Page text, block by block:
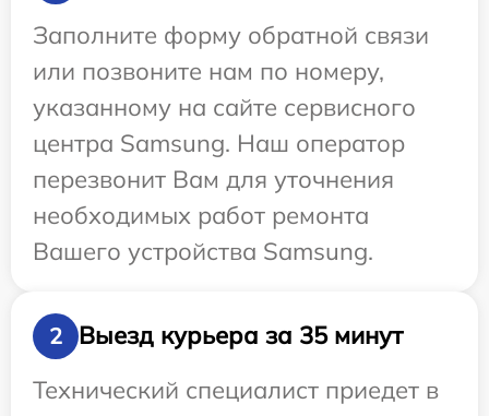
Заполните форму обратной связи
или позвоните нам по номеру,
указанному на сайте сервисного
центра Samsung. Наш оператор
перезвонит Вам для уточнения
необходимых работ ремонта
Вашего устройства Samsung.
2
Выезд курьера за 35 минут
Технический специалист приедет в